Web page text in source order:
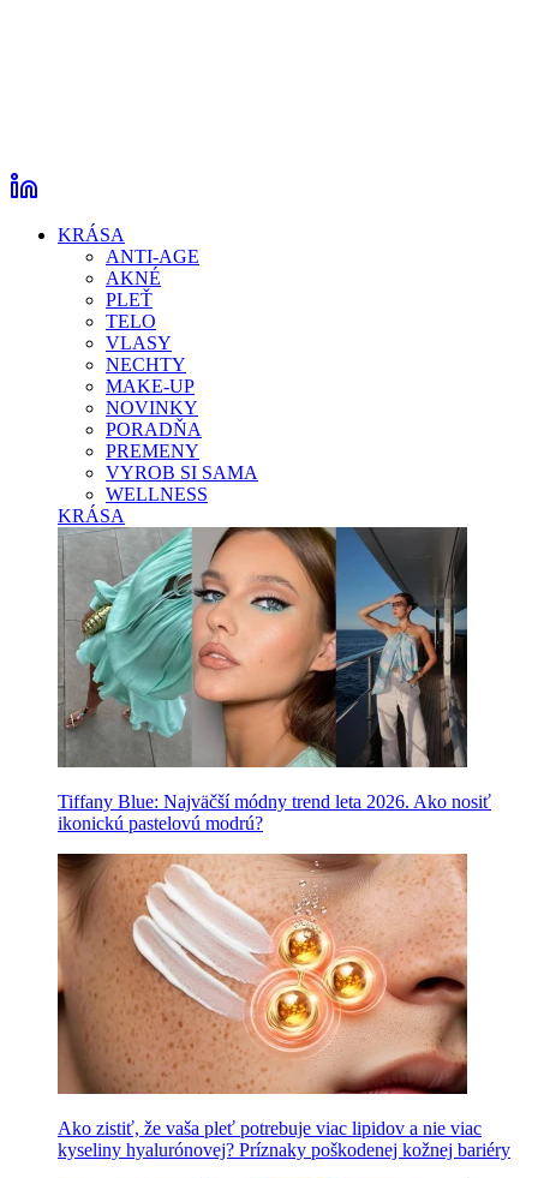
KRÁSA
ANTI-AGE
AKNÉ
PLEŤ
TELO
VLASY
NECHTY
MAKE-UP
NOVINKY
PORADŇA
PREMENY
VYROB SI SAMA
WELLNESS
KRÁSA
Tiffany Blue: Najväčší módny trend leta 2026. Ako nosiť
ikonickú pastelovú modrú?
Ako zistiť, že vaša pleť potrebuje viac lipidov a nie viac
kyseliny hyalurónovej? Príznaky poškodenej kožnej bariéry